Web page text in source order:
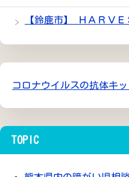
【鈴鹿市】 ＨＡＲＶ
コロナウイルスの抗体キ
TOPIC